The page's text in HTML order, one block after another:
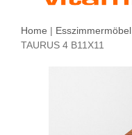
Home | Esszimmermöbel
TAURUS 4 B11X11